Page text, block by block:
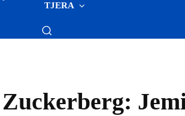
TJERA
Jemi